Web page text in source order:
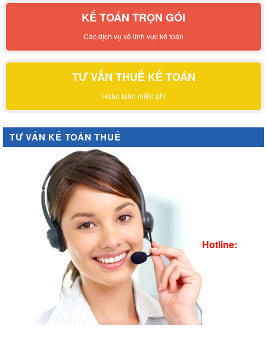
KẾ TOÁN TRỌN GÓI
Các dịch vụ về lĩnh vực kế toán
TƯ VẤN THUẾ KẾ TOÁN
Hoàn toàn miễn phí
TƯ VẤN KẾ TOÁN THUẾ
Hotline: